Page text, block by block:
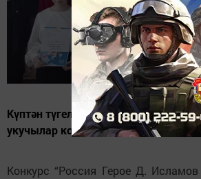
Күптән түгел “Тере классика”
укучылар конкурсының муниципаль
Конкурс “Россия Герое Д.